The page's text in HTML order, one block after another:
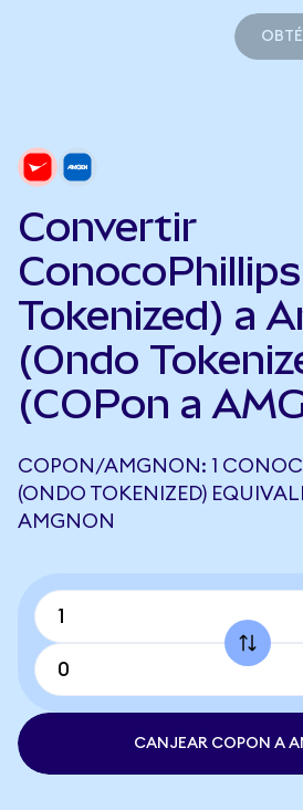
Convertir
Tokenized) a
(Ondo
(COPon a
COPON/AMGNON: 1
(ONDO TOKENIZED)
AMGNON
CANJEAR COPON A